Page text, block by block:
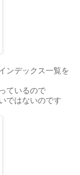
ンデックス一覧を
ているので
ではないのです